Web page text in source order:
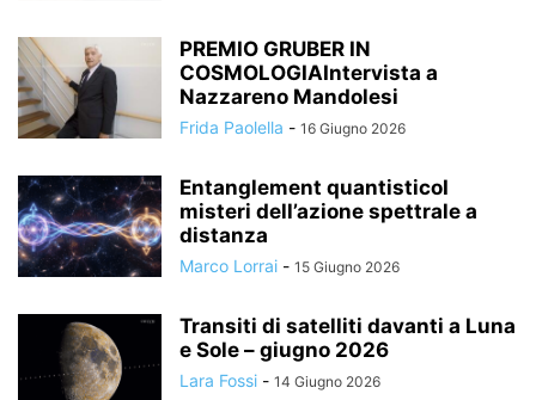
PREMIO GRUBER IN
COSMOLOGIAIntervista a
Nazzareno Mandolesi
Frida Paolella - 16 Giugno 2026
Entanglement quantisticoI
misteri dell’azione spettrale a
distanza
Marco Lorrai - 15 Giugno 2026
Transiti di satelliti davanti a Luna
e Sole – giugno 2026
Lara Fossi - 14 Giugno 2026